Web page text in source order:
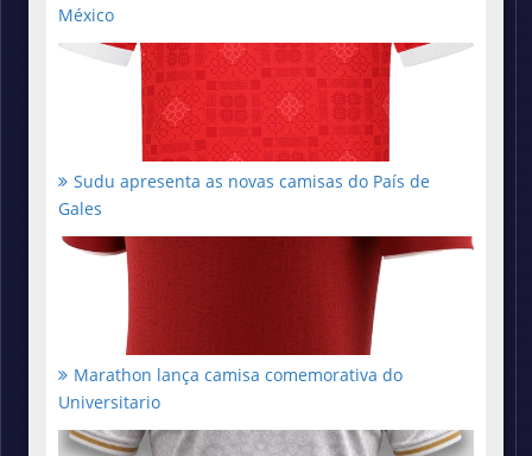
México
Sudu apresenta as novas camisas do País de
Gales
Marathon lança camisa comemorativa do
Universitario